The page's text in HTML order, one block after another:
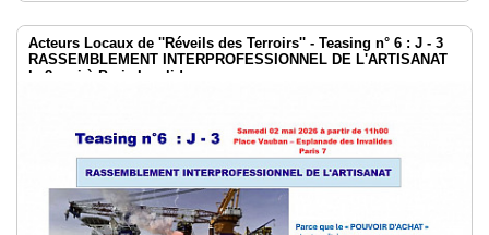
Acteurs Locaux de ''Réveils des Terroirs'' - Teasing n° 6 : J - 3
RASSEMBLEMENT INTERPROFESSIONNEL DE L'ARTISANAT
le 2 mai à Paris Invalides